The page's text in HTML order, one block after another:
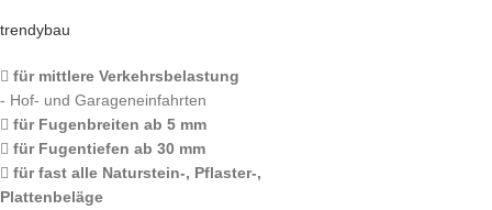
trendybau
für mittlere Verkehrsbelastung
- Hof- und Garageneinfahrten
für Fugenbreiten ab 5 mm
für Fugentiefen ab 30 mm
für fast alle Naturstein-, Pflaster-,
Plattenbeläge